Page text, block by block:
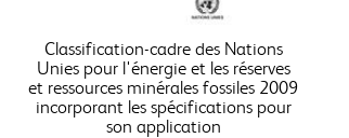
Classification-cadre des Nations
Unies pour l'énergie et les réserves
et ressources minérales fossiles 2009
incorporant les spécifications pour
son application